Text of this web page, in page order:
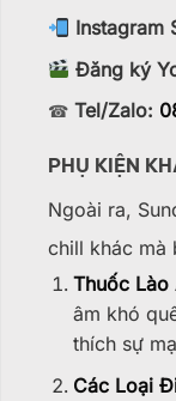
Instagram
Đăng ký
☎ Tel/Zalo:
PHỤ KIỆN
Ngoài ra,
chill khác mà
Thuốc Lào
âm khó
thích sự
Các Loại